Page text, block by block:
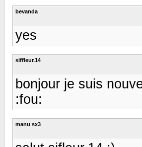
bevanda
yes
siffleur.14
bonjour je suis
:fou:
manu sx3